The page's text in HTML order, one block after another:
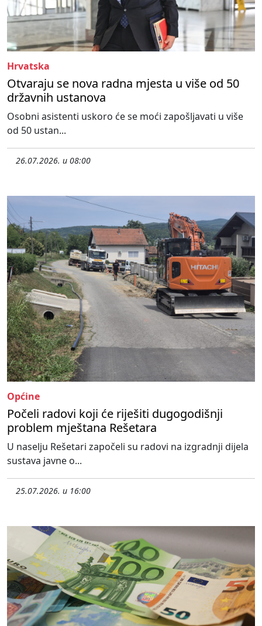
Hrvatska
Otvaraju se nova radna mjesta u više od 50
državnih ustanova
Osobni asistenti uskoro će se moći zapošljavati u više
od 50 ustan...
26.07.2026. u 08:00
Općine
Počeli radovi koji će riješiti dugogodišnji
problem mještana Rešetara
U naselju Rešetari započeli su radovi na izgradnji dijela
sustava javne o...
25.07.2026. u 16:00